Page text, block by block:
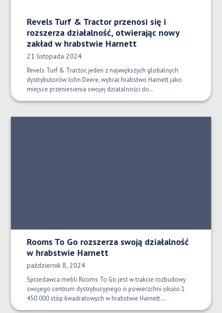
Revels Turf & Tractor przenosi się i
rozszerza działalność, otwierając nowy
zakład w hrabstwie Harnett
Data opublikowania:
21 listopada 2024
Revels Turf & Tractor, jeden z największych globalnych
dystrybutorów John Deere, wybrał hrabstwo Harnett jako
miejsce przeniesienia swojej działalności do…
Rooms To Go rozszerza swoją działalność
w hrabstwie Harnett
Data opublikowania:
październik 8, 2024
Sprzedawca mebli Rooms To Go jest w trakcie rozbudowy
swojego centrum dystrybucyjnego o powierzchni około 1
450 000 stóp kwadratowych w hrabstwie Harnett.…